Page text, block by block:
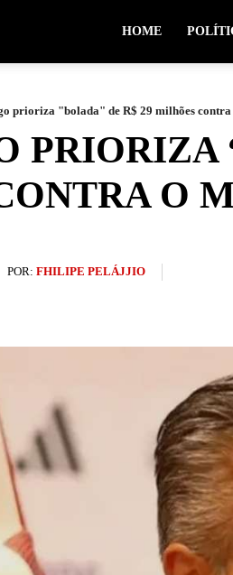
HOME
prioriza "bolada" de R$ 29 milhões
PRIORIZA
O
POR: FHILIPE PELÁJJIO